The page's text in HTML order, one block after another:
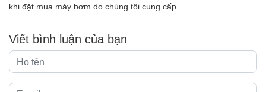
khi đặt mua máy bơm do chúng tôi cung cấp.
Viết bình luận của bạn